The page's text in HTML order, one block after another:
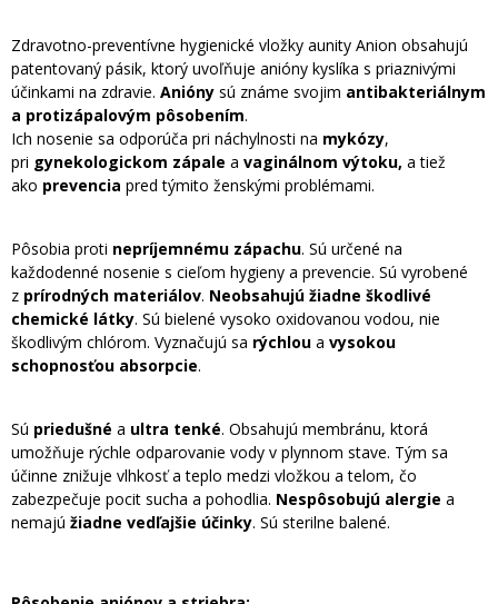
Zdravotno-preventívne hygienické vložky aunity Anion obsahujú
patentovaný pásik, ktorý uvoľňuje anióny kyslíka s priaznivými
účinkami na zdravie. Anióny sú známe svojim antibakteriálnym
a protizápalovým pôsobením.
Ich nosenie sa odporúča pri náchylnosti na mykózy,
pri gynekologickom zápale a vaginálnom výtoku, a tiež
ako prevencia pred týmito ženskými problémami.
Pôsobia proti nepríjemnému zápachu. Sú určené na
každodenné nosenie s cieľom hygieny a prevencie. Sú vyrobené
z prírodných materiálov. Neobsahujú žiadne škodlivé
chemické látky. Sú bielené vysoko oxidovanou vodou, nie
škodlivým chlórom. Vyznačujú sa rýchlou a vysokou
schopnosťou absorpcie.
Sú priedušné a ultra tenké. Obsahujú membránu, ktorá
umožňuje rýchle odparovanie vody v plynnom stave. Tým sa
účinne znižuje vlhkosť a teplo medzi vložkou a telom, čo
zabezpečuje pocit sucha a pohodlia. Nespôsobujú alergie a
nemajú žiadne vedľajšie účinky. Sú sterilne balené.